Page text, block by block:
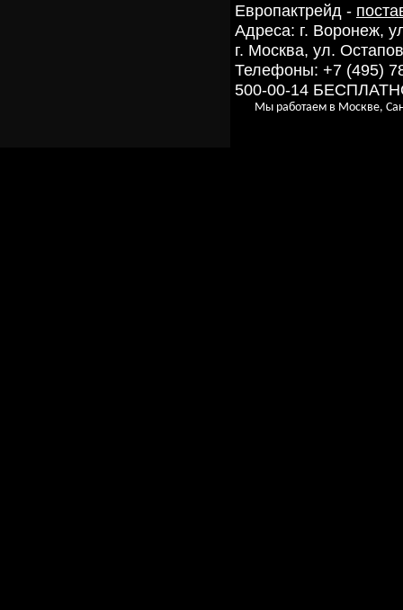
Европактрейд -
Адреса: г. Воронеж,
г. Москва, ул.
Телефоны: +7 (495)
500-00-14
Мы работаем в Москве,